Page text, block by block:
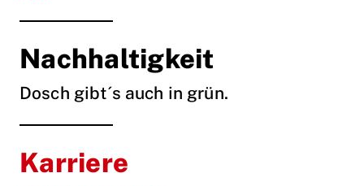
Nachhaltigkeit
Dosch gibt´s auch in grün.
Karriere